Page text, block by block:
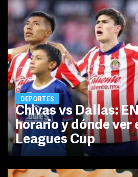
DEPORTES
Chivas vs Dallas:
horario y dónde ver
Leagues Cup